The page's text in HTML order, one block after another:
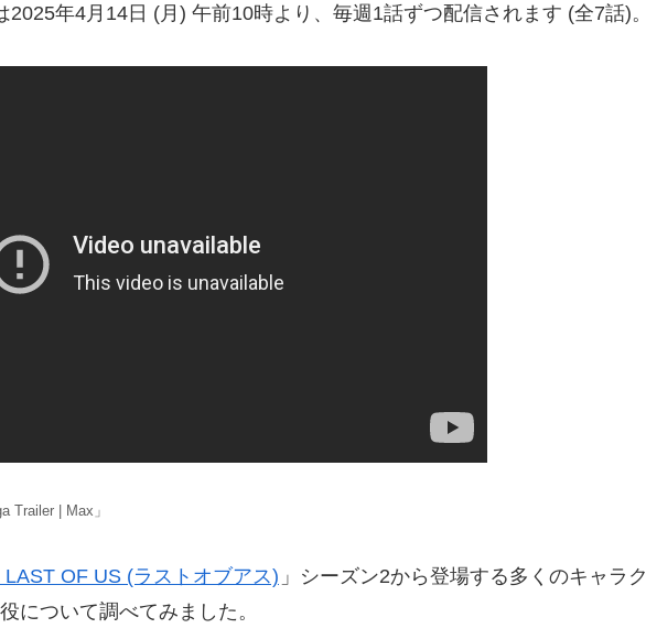
年4月14日 (月) 午前10時より、毎週1話ずつ配信されます (全7話)。
Trailer | Max」
LAST OF US (ラストオブアス) 」シーズン2から登場する多くのキャラク
について調べてみました。